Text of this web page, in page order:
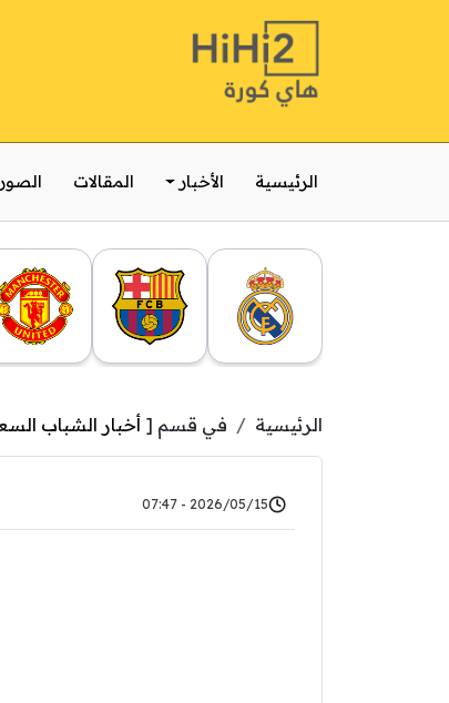
الرئيسية الأخبار المقالات الصور
الرئيسية في قسم [ أخبار الشباب
2026/05/15 - 07:47